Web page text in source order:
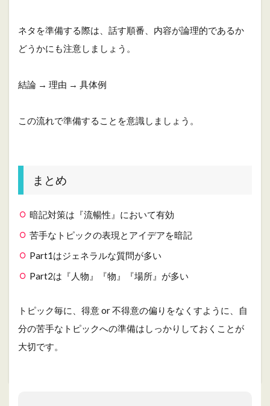
ネタを準備する際は、話す順番、内容が論理的であるか
どうかにも注意しましょう。
結論 → 理由 → 具体例
この流れで準備することを意識しましょう。
まとめ
暗記対策は『流暢性』において有効
苦手なトピックの表現とアイデアを暗記
Part1はジェネラルな質問が多い
Part2は『人物』『物』『場所』が多い
トピック毎に、得意 or 不得意の偏りをなくすように、自
分の苦手なトピックへの準備はしっかりしておくことが
大切です。